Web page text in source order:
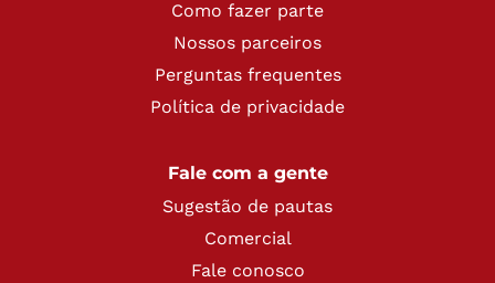
Como fazer parte
Nossos parceiros
Perguntas frequentes
Política de privacidade
Fale com a gente
Sugestão de pautas
Comercial
Fale conosco